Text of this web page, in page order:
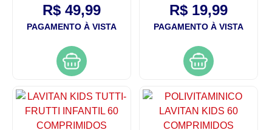
R$ 49,99
PAGAMENTO À VISTA
R$ 19,99
PAGAMENTO À VISTA